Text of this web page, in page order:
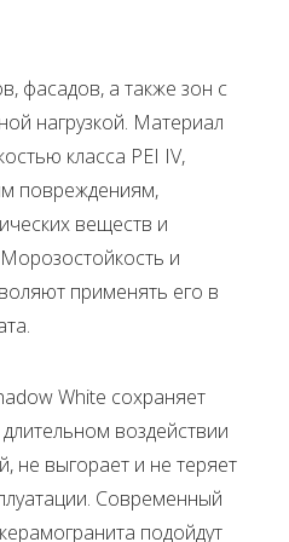
фасадов, а также зон с
нагрузкой. Материал
класса PEI IV,
повреждениям,
веществ и
и
применять его в
White сохраняет
воздействии
не выгорает и не теряет
Современный
подойдут